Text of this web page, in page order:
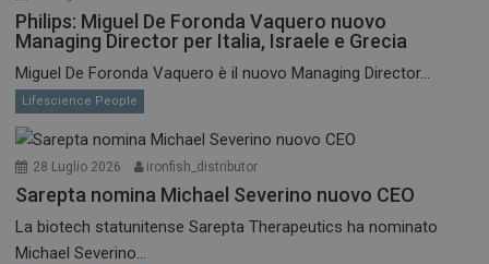
Philips: Miguel De Foronda Vaquero nuovo
Managing Director per Italia, Israele e Grecia
Miguel De Foronda Vaquero è il nuovo Managing Director...
Lifescience People
28 Luglio 2026 ironfish_distributor
Sarepta nomina Michael Severino nuovo CEO
La biotech statunitense Sarepta Therapeutics ha nominato
Michael Severino...